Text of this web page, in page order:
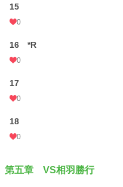
15
0
16 *R
0
17
0
18
0
第五章 VS相羽勝行